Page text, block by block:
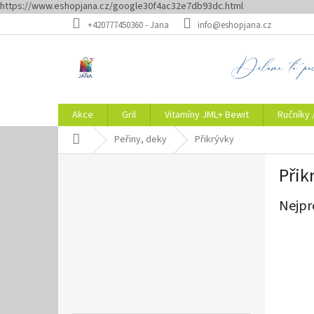
https://www.eshopjana.cz/google30f4ac32e7db93dc.html
na
+420777450360 - Jana info@eshopjana.cz
Akce Gril Vitamíny JML+ Bewit Ručníky
Domů Peřiny, deky Přikrývky